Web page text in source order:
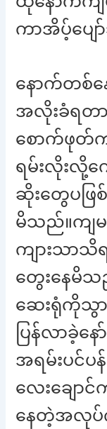
ကာအိပ့်ပျေ
နောက်တစ်
အလိုးခံရတာ
စောက်ဖု
ရမ်းလိုးလို့က
ဆိုးတွေပဖြ
မိသည်။ကျ
ကျားသာ
တွေးနေမိသ
ဆေးရုံကိုသွာ
ပြန်လာခဲ့
အရမ်းပင်ပ
လေးချေ
နေတဲ့အလုပ်